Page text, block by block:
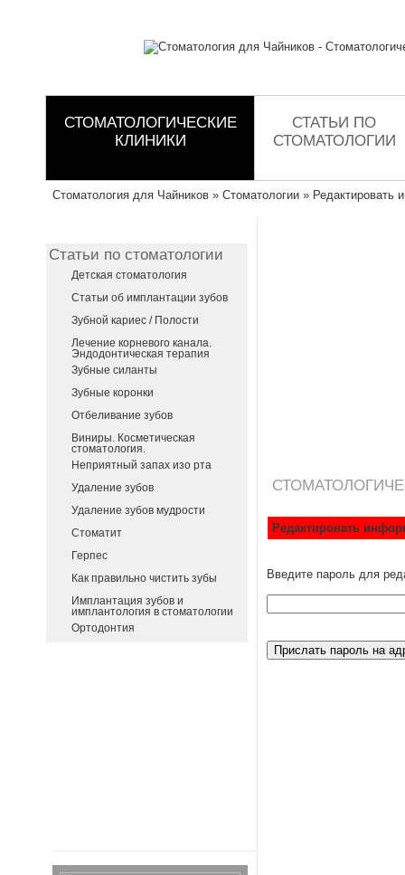
СТОМАТОЛОГИЧЕСКИЕ
КЛИНИКИ
СТАТЬИ ПО
СТОМАТОЛОГИИ
Стоматология для Чайников » Стоматологии » Редактировать
Статьи по стоматологии
Детская стоматология
Статьи об имплантации зубов
Зубной кариес / Полости
Лечение корневого канала.
Эндодонтическая терапия
Зубные силанты
Зубные коронки
Отбеливание зубов
Виниры. Косметическая
стоматология.
Неприятный запах изо рта
Удаление зубов
Удаление зубов мудрости
Стоматит
Герпес
Как правильно чистить зубы
Имплантация зубов и
имплантология в стоматологии
Ортодонтия
Редактировать
Введите пароль для